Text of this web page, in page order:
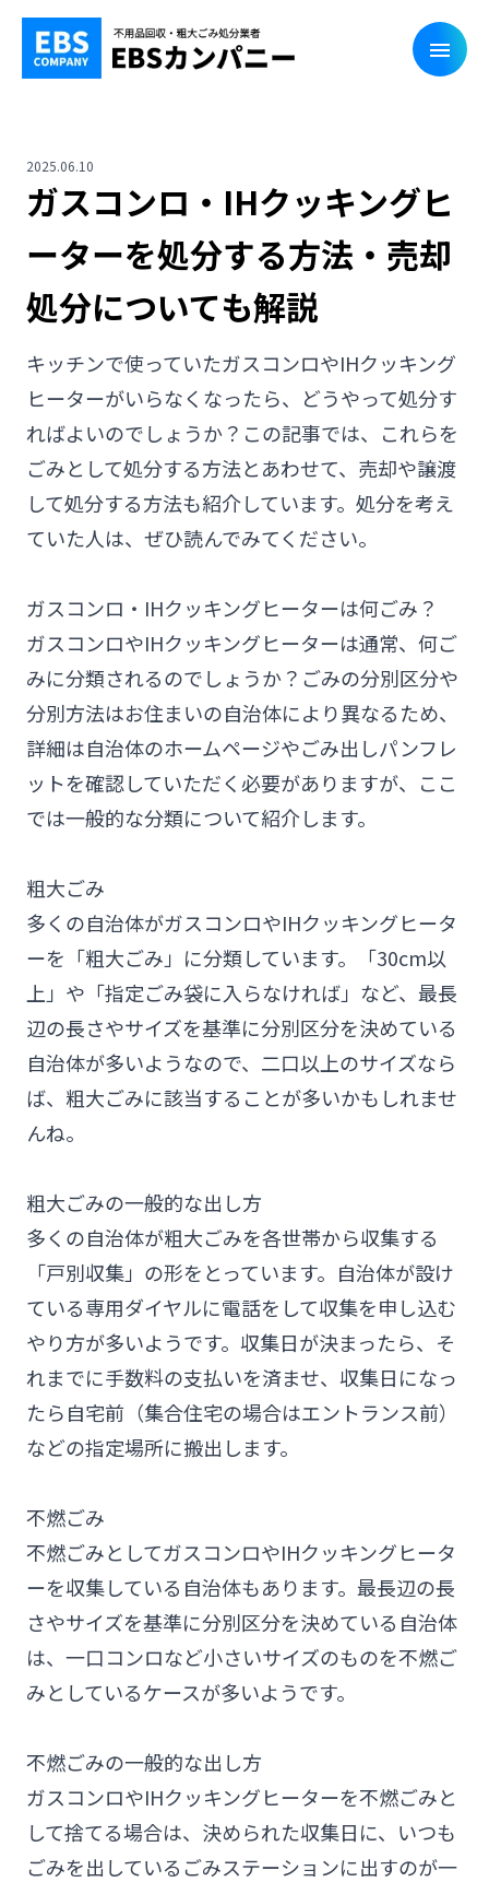
2025.06.10
ガスコンロ・IHクッキングヒ
ーターを処分する方法・売却
処分についても解説
キッチンで使っていたガスコンロやIHクッキング
ヒーターがいらなくなったら、どうやって処分す
ればよいのでしょうか？この記事では、これらを
ごみとして処分する方法とあわせて、売却や譲渡
して処分する方法も紹介しています。処分を考え
ていた人は、ぜひ読んでみてください。
ガスコンロ・IHクッキングヒーターは何ごみ？
ガスコンロやIHクッキングヒーターは通常、何ご
みに分類されるのでしょうか？ごみの分別区分や
分別方法はお住まいの自治体により異なるため、
詳細は自治体のホームページやごみ出しパンフレ
ットを確認していただく必要がありますが、ここ
では一般的な分類について紹介します。
粗大ごみ
多くの自治体がガスコンロやIHクッキングヒータ
ーを「粗大ごみ」に分類しています。「30cm以
上」や「指定ごみ袋に入らなければ」など、最長
辺の長さやサイズを基準に分別区分を決めている
自治体が多いようなので、二口以上のサイズなら
ば、粗大ごみに該当することが多いかもしれませ
んね。
粗大ごみの一般的な出し方
多くの自治体が粗大ごみを各世帯から収集する
「戸別収集」の形をとっています。自治体が設け
ている専用ダイヤルに電話をして収集を申し込む
やり方が多いようです。収集日が決まったら、そ
れまでに手数料の支払いを済ませ、収集日になっ
たら自宅前（集合住宅の場合はエントランス前）
などの指定場所に搬出します。
不燃ごみ
不燃ごみとしてガスコンロやIHクッキングヒータ
ーを収集している自治体もあります。最長辺の長
さやサイズを基準に分別区分を決めている自治体
は、一口コンロなど小さいサイズのものを不燃ご
みとしているケースが多いようです。
不燃ごみの一般的な出し方
ガスコンロやIHクッキングヒーターを不燃ごみと
して捨てる場合は、決められた収集日に、いつも
ごみを出しているごみステーションに出すのが一